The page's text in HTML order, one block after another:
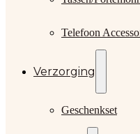
Telefoon
Verzorging
Geschenkset